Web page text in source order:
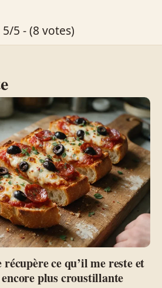
5/5 - (8 votes)
ce qu’il me reste et
encore plus croustillante